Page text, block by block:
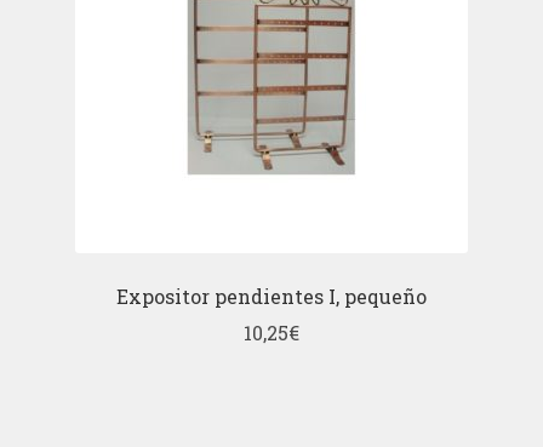
Expositor pendientes I, pequeño
10,25€